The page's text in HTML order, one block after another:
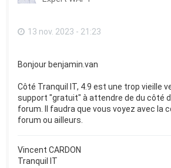
13 nov. 2023 - 21:23
Bonjour benjamin.van
Côté Tranquil IT, 4.9 est une trop vieille
support "gratuit" à attendre de du côté
forum. Il faudra que vous voyez avec la
forum ou ailleurs.
Vincent CARDON
Tranquil IT